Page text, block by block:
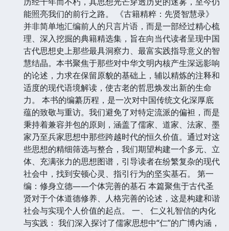
能照亮我们的前行之路。 《古籍精粹：先贤智慧录》
并非简单地汇编前人的只言片语，而是一部经过精心梳
理、深入挖掘的典籍精选集，旨在向当代读者呈现中国
古代思想史上那些最具洞察力、最富实践指导意义的智
慧结晶。本书聚焦于那些对中华文明内核产生深远影响
的论述，力求在保留原貌的基础上，辅以精炼的注释和
适度的现代语境解读，使古老的哲思焕发出新的生命
力。 本书的编纂历程，是一次对中国传统文化深厚底
蕴的致敬与重访。我们避免了对特定流派的偏袒，而是
秉持着兼容并包的原则，涵盖了儒家、道家、法家、墨
家乃至兵家思想中那些跨越时代的恒久价值。通过对这
些思想的精细筛选与整合，我们期望构建一个多元、立
体、充满张力的思想图谱，引导读者在纷繁复杂的现代
社会中，找到安顿心灵、指引行为的坚实基石。 第一
编：修身立德——个体完善的基石 本篇聚焦于古代圣
贤对于个体道德修养、人格完善的论述，这是构建和谐
社会与实现个人价值的起点。 一、 仁义礼智信的内化
与实践： 我们深入探讨了儒家思想中“仁”的广博内涵，